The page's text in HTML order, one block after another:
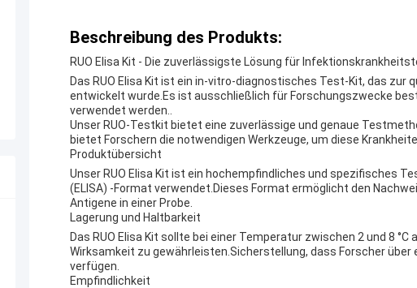
Beschreibung des Produkts:
RUO Elisa Kit - Die zuverlässigste Lösung für
Das RUO Elisa Kit ist ein in-vitro-diagnostisches Test-Kit, das zur
entwickelt wurde.Es ist ausschließlich für Forschungszwecke
verwendet werden..
Unser RUO-Testkit bietet eine zuverlässige und genaue
bietet Forschern die notwendigen Werkzeuge, um diese
Produktübersicht
Unser RUO Elisa Kit ist ein hochempfindliches und spezifisches
(ELISA) -Format verwendet.Dieses Format ermöglicht den
Antigene in einer Probe.
Lagerung und Haltbarkeit
Das RUO Elisa Kit sollte bei einer Temperatur zwischen 2 und 8
Wirksamkeit zu gewährleisten.Sicherstellung, dass Forscher
verfügen.
Empfindlichkeit